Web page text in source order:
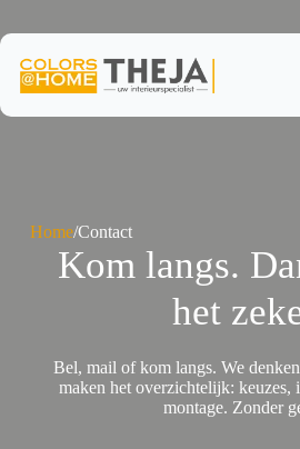
de
inhoud
Home/Contact
Kom langs.
het
Bel, mail of kom langs. We
maken het overzichtelijk: keuzes,
montage. Zonder